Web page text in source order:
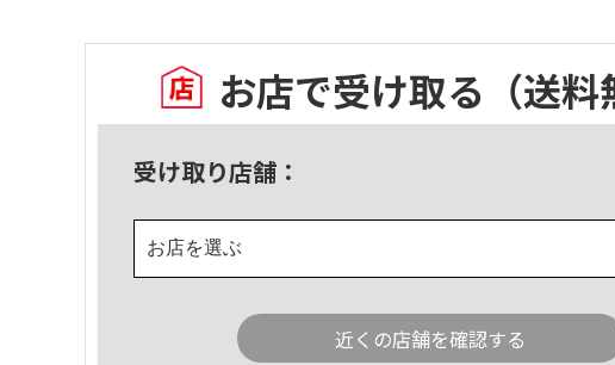
お店で受け取る （送料
受け取り店舗：
お店を選ぶ
近くの店舗を確認する